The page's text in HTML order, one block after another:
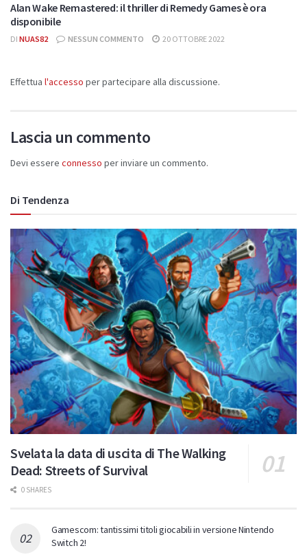
Alan Wake Remastered: il thriller di Remedy Games è ora
disponibile
DI NUAS82 NESSUN COMMENTO 20 OTTOBRE 2022
Effettua l'accesso per partecipare alla discussione.
Lascia un commento
Devi essere connesso per inviare un commento.
Di Tendenza
Svelata la data di uscita di The Walking
Dead: Streets of Survival
0 SHARES
Gamescom: tantissimi titoli giocabili in versione Nintendo
Switch 2!